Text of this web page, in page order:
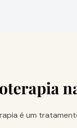
é um